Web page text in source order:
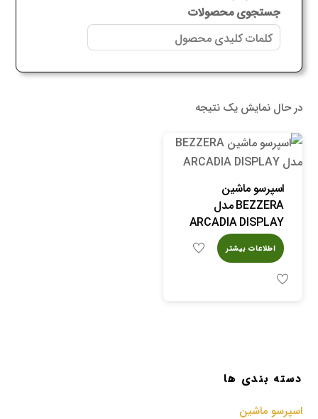
جستجوی محصولات
در حال نمایش یک نتیجه
اسپرسو ماشین
BEZZERA مدل
ARCADIA DISPLAY
اطلاعات بیشتر
دسته بندی ها
اسپرسو‌ ماشین